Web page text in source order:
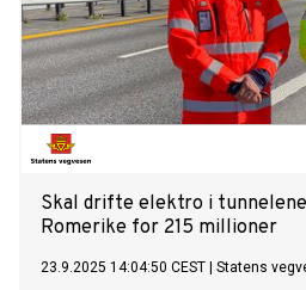
Skal drifte elektro i
Romerike for 215 millioner
23.9.2025 14:04:50 CEST Statens